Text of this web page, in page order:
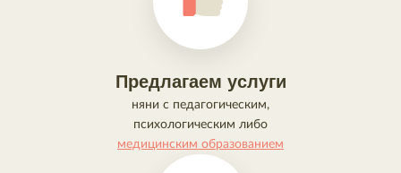
Предлагаем услуги
няни с педагогическим,
психологическим либо
медицинским образованием